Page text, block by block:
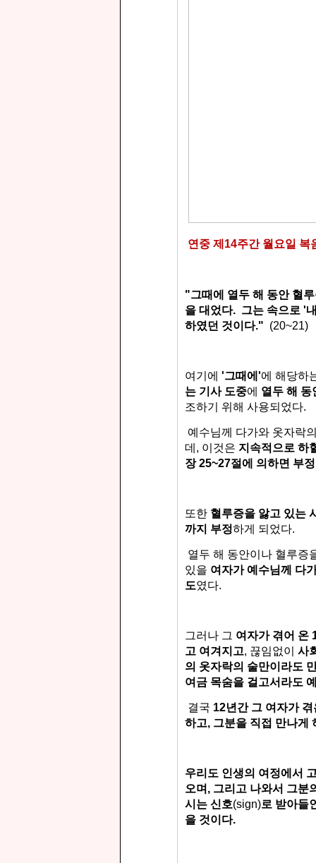
연중 제14주간 월요일 복
"그때에 열두 해 동안 혈
을 대었다. 그는 속으로 '
하였던 것이다." (20~21)
여기에 '그때에'에 해당하
는 기사 도중에 열두 해 동
조하기 위해 사용되었다.
예수님께 다가와 옷자락
데, 이것은 지속적으로 하
장25~27절에 의하면 부
또한 혈루증을 앓고 있는
까지 부정하게 되었다.
열두 해 동안이나 혈루증
있을 여자가 예수님께 다
도였다.
그러나 그 여자가 겪어 온
고 여겨지고, 끊임없이 사
의 옷자락의 술만이라도
여금 목숨을 걸고서라도
결국 12년간 그 여자가
하고, 그분을 직접 만나게
우리도 인생의 여정에서
오며, 그리고 나와서 그분
시는 신호(sign)로 받아들
을 것이다.